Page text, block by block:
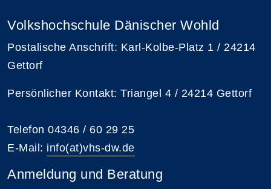
Volkshochschule Dänischer Wohld
Postalische Anschrift: Karl-Kolbe-Platz 1 / 24214
Gettorf
Persönlicher Kontakt: Triangel 4 / 24214 Gettorf
Telefon 04346 / 60 29 25
E-Mail: info(at)vhs-dw.de
Anmeldung und Beratung